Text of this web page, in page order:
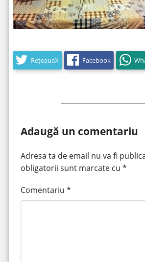
RețeauaX Facebook
Adaugă un comentariu
Adresa ta de email nu va fi
obligatorii sunt marcate cu *
Comentariu *